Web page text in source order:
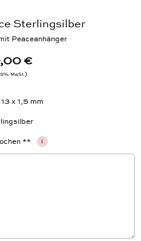
Sterlingsilber
Peaceanhänger
€
MwSt.
x 1,5 mm
** i